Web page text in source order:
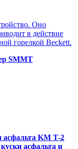
Оно
в действие
горелкой Beckett.
SMMT
асфальта KM T-2
асфальта и